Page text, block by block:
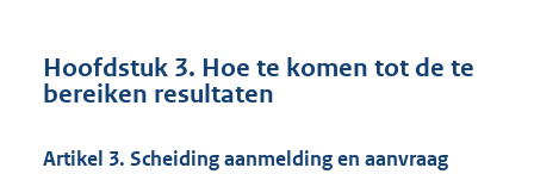
Hoofdstuk 3. Hoe te komen tot de te
bereiken resultaten
Artikel 3. Scheiding aanmelding en aanvraag